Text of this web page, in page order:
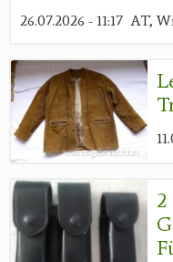
26.07.2026 - 11:17 AT,
2